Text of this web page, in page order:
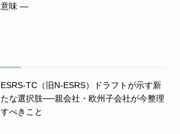
意味 ―
ESRS-TC（旧N-ESRS）ドラフトが示す新
たな選択肢──親会社・欧州子会社が今整理
すべきこと